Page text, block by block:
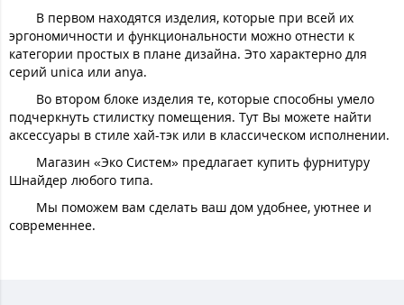
В первом находятся изделия, которые при всей их
эргономичности и функциональности можно отнести к
категории простых в плане дизайна. Это характерно для
серий unica или anya.
Во втором блоке изделия те, которые способны умело
подчеркнуть стилистку помещения. Тут Вы можете найти
аксессуары в стиле хай-тэк или в классическом исполнении.
Магазин «Эко Систем» предлагает купить фурнитуру
Шнайдер любого типа.
Мы поможем вам сделать ваш дом удобнее, уютнее и
современнее.